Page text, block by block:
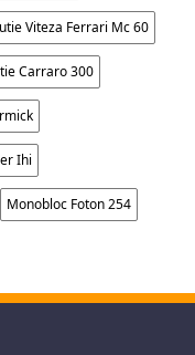
Viteza Ferrari Mc 60
Carraro 300
Ihi
Monobloc Foton 254